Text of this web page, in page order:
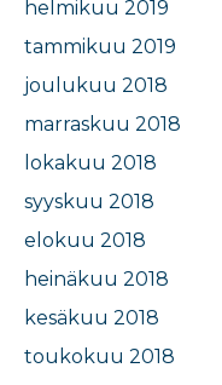
helmikuu 2019
tammikuu 2019
joulukuu 2018
marraskuu 2018
lokakuu 2018
syyskuu 2018
elokuu 2018
heinäkuu 2018
kesäkuu 2018
toukokuu 2018